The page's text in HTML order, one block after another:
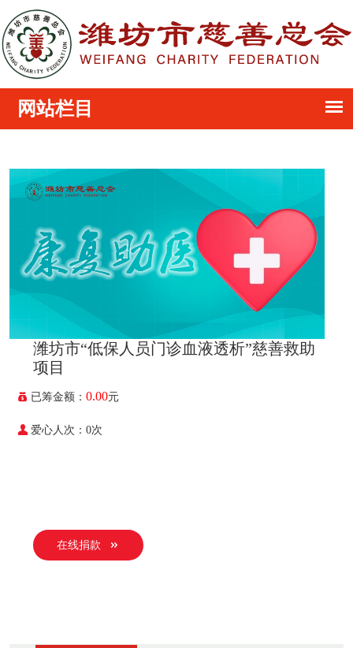
潍坊市“低保人员门诊血液透析”慈善救助
项目
已筹金额： 0.00元
爱心人次：0次
在线捐款